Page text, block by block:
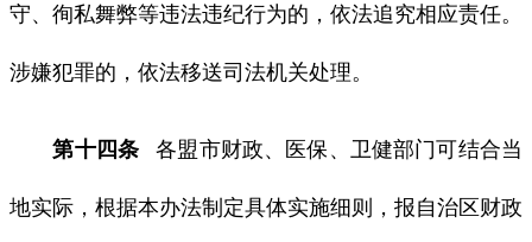
守、徇私舞弊等违法违纪行为的，依法追究相应责任。
涉嫌犯罪的，依法移送司法机关处理。
第十四条 各盟市财政、医保、卫健部门可结合当
地实际，根据本办法制定具体实施细则，报自治区财政